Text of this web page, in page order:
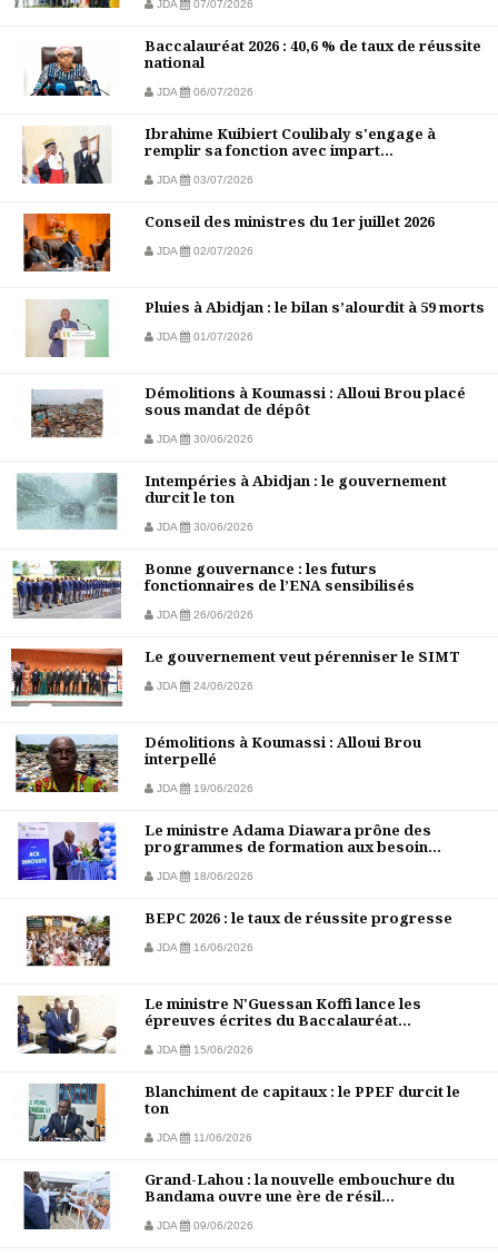
JDA 07/07/2026
Baccalauréat 2026 : 40,6 % de taux de réussite
national
JDA 06/07/2026
Ibrahime Kuibiert Coulibaly s'engage à
remplir sa fonction avec impart...
JDA 03/07/2026
Conseil des ministres du 1er juillet 2026
JDA 02/07/2026
Pluies à Abidjan : le bilan s’alourdit à 59 morts
JDA 01/07/2026
Démolitions à Koumassi : Alloui Brou placé
sous mandat de dépôt
JDA 30/06/2026
Intempéries à Abidjan : le gouvernement
durcit le ton
JDA 30/06/2026
Bonne gouvernance : les futurs
fonctionnaires de l’ENA sensibilisés
JDA 26/06/2026
Le gouvernement veut pérenniser le SIMT
JDA 24/06/2026
Démolitions à Koumassi : Alloui Brou
interpellé
JDA 19/06/2026
Le ministre Adama Diawara prône des
programmes de formation aux besoin...
JDA 18/06/2026
BEPC 2026 : le taux de réussite progresse
JDA 16/06/2026
Le ministre N'Guessan Koffi lance les
épreuves écrites du Baccalauréat...
JDA 15/06/2026
Blanchiment de capitaux : le PPEF durcit le
ton
JDA 11/06/2026
Grand-Lahou : la nouvelle embouchure du
Bandama ouvre une ère de résil...
JDA 09/06/2026